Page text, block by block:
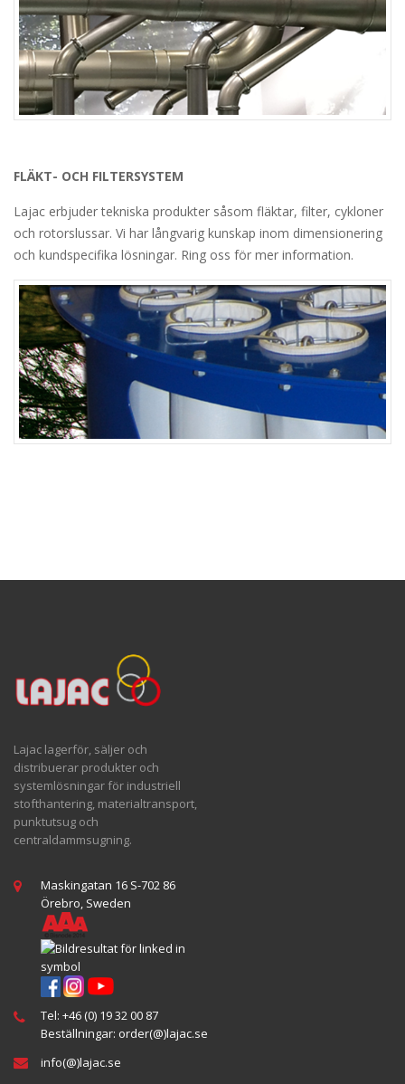
FLÄKT- OCH FILTERSYSTEM
Lajac erbjuder tekniska produkter såsom fläktar, filter, cykloner
och rotorslussar. Vi har långvarig kunskap inom dimensionering
och kundspecifika lösningar. Ring oss för mer information.
Lajac lagerför, säljer och
distribuerar produkter och
systemlösningar för industriell
stofthantering, materialtransport,
punktutsug och
centraldammsugning.
Maskingatan 16 S-702 86
Örebro, Sweden
Tel: +46 (0) 19 32 00 87
Beställningar: order(@)lajac.se
info(@)lajac.se